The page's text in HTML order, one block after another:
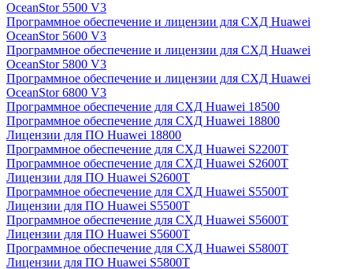
OceanStor 5500 V3
Программное обеспечение и лицензии для СХД Huawei
OceanStor 5600 V3
Программное обеспечение и лицензии для СХД Huawei
OceanStor 5800 V3
Программное обеспечение и лицензии для СХД Huawei
OceanStor 6800 V3
Программное обеспечение для СХД Huawei 18500
Программное обеспечение для СХД Huawei 18800
Лицензии для ПО Huawei 18800
Программное обеспечение для СХД Huawei S2200T
Программное обеспечение для СХД Huawei S2600T
Лицензии для ПО Huawei S2600T
Программное обеспечение для СХД Huawei S5500T
Лицензии для ПО Huawei S5500T
Программное обеспечение для СХД Huawei S5600T
Лицензии для ПО Huawei S5600T
Программное обеспечение для СХД Huawei S5800T
Лицензии для ПО Huawei S5800T